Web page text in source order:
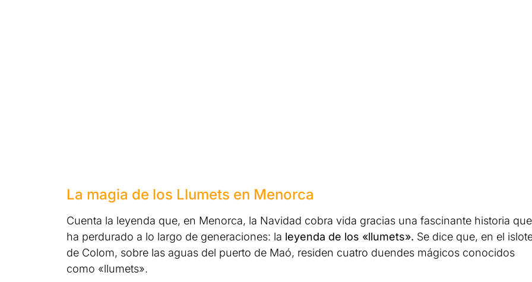
La magia de los Llumets en Menorca
Cuenta la leyenda que, en Menorca, la Navidad cobra vida gracias una fascinante historia que
ha perdurado a lo largo de generaciones: la leyenda de los «llumets». Se dice que, en el
de Colom, sobre las aguas del puerto de Maó, residen cuatro duendes mágicos conocidos
como «llumets».